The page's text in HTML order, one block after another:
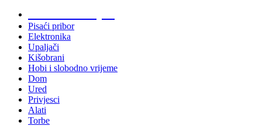
Pisaći pribor
Elektronika
Upaljači
Kišobrani
Hobi i slobodno vrijeme
Dom
Ured
Privjesci
Alati
Torbe